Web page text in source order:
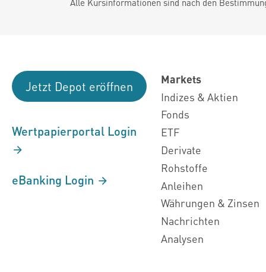
Jetzt Depot eröffnen
Wertpapierportal Login
eBanking Login
Markets
Indizes & Aktien
Fonds
ETF
Derivate
Rohstoffe
Anleihen
Währungen & Zinsen
Nachrichten
Analysen